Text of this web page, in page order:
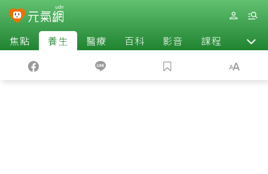
焦點 養生 醫療 百科 影音 課程 退休